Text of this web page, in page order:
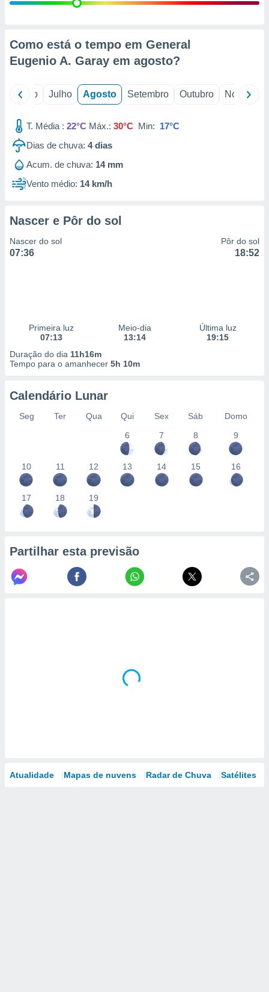
estudos
1199
Como está o tempo em General
Eugenio A. Garay em agosto?
Junho Julho Agosto Setembro Outubro Novembro
T. Média : 22°C Máx.: 30°C Min: 17°C
Dias de chuva: 4dias
Acum. de chuva: 14 mm
Vento médio: 14 km/h
Nascer e Pôr do sol
Nascer do sol
07:36
Pôr do sol
18:52
Primeira luz
07:13
Meio-dia
13:14
Última luz
19:15
Duração do dia 11h16m
Tempo para o amanhecer 5h 10m
Calendário Lunar
Seg Ter Qua Qui Sex Sáb
Domo
6
7 8 9
10 11 12 13 14 15 16
17 18 19
Partilhar esta previsão
Atualidade Mapas de nuvens Radar de Chuva Satélites